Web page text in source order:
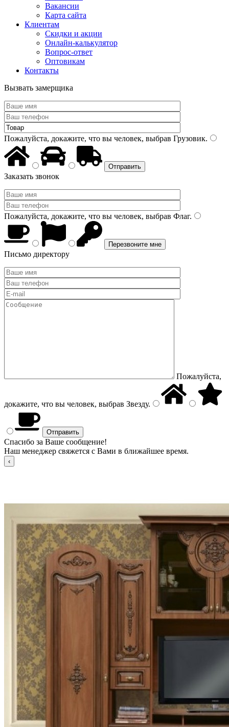
Вакансии
Карта сайта
Клиентам
Скидки и акции
Онлайн-калькулятор
Вопрос-ответ
Оптовикам
Контакты
Вызвать замерщика
Пожалуйста, докажите, что вы человек, выбрав Грузовик.
Заказать звонок
Пожалуйста, докажите, что вы человек, выбрав Флаг.
Письмо директору
Пожалуйста,
докажите, что вы человек, выбрав Звезду.
Спасибо за Ваше сообщение!
Наш менеджер свяжется с Вами в ближайшее время.